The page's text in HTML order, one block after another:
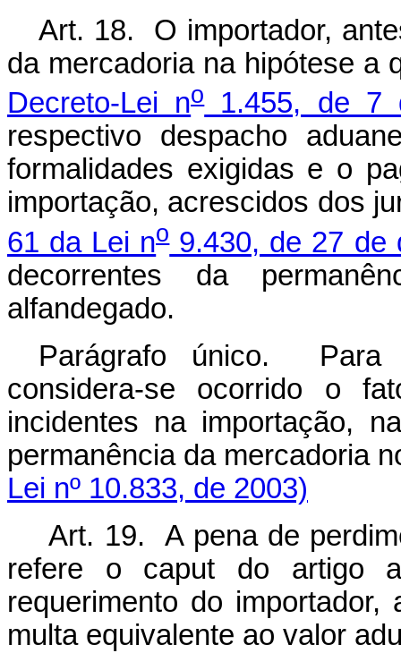
Art. 18. O importador,
da mercadoria na hipótese a
Decreto-Lei no1.455, de 7
respectivo despacho
formalidades exigidas e o
importação, acrescidos dos
61 da Lei no9.430, de 27 de
decorrentes da
alfandegado.
Parágrafo único. Para
considera-se ocorrido o
incidentes na importação,
permanência da
Lei nº 10.833, de 2003)
Art. 19. A pena de
refere o caput do artigo
requerimento do
multa equivalente ao valor